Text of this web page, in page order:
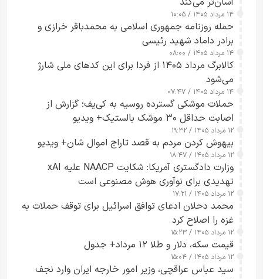
۱۴ مرداد ۱۴۰۵ / ۱۰:۰۵
حمله روزنامه جمهوری اسلامی به محمدباقر خرازی و
برادر داماد شهید رئیسی
۱۴ مرداد ۱۴۰۵ / ۰۸:۰۰
کالابرگ مرداد ۱۴۰۵ از فردا برای این کدهای ملی شارژ
می‌شود
۱۴ مرداد ۱۴۰۵ / ۰۷:۴۷
حملات موشکی گسترده روسیه به کی‌یف؛ گزارش از
اصابت حداقل ۳۰ موشک بالستیک+ ویدیو
۱۲ مرداد ۱۴۰۵ / ۱۹:۳۲
بیهوش کردن مردم به قصد تاراج اموال شان+ ویدیو
۱۲ مرداد ۱۴۰۵ / ۱۸:۴۷
وزارت دادگستری آمریکا: شکایت NAACP علیه xAI
تهدیدی برای نوآوری هوش مصنوعی است
۱۲ مرداد ۱۴۰۵ / ۱۷:۲۱
محمد دحلان ادعای توافق اسرائیل برای توقف حملات به
غزه را اصلاح کرد
۱۲ مرداد ۱۴۰۵ / ۱۵:۲۳
قیمت سکه، دلار و طلا ۱۲ مرداد+ جدول
۱۲ مرداد ۱۴۰۵ / ۱۵:۰۴
سید عباس عراقچی، وزیر امور خارجه ایران وارد نجف